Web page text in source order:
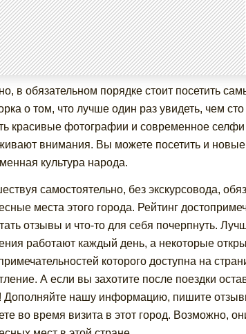
в обязательном порядке стоит посетить
о том, что лучше один раз увидеть, чем
красивые фотографии и современное
внимания. Вы можете посетить и
культура народа.
самостоятельно, без экскурсовода,
места этого города. Рейтинг
отзывы и что-то для себя почерпнуть.
работают каждый день, а некоторые
которого доступна на
А если вы захотите после поездки
Дополняйте нашу информацию, пишите
во время визита в этот город. Возможно,